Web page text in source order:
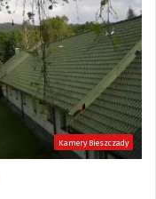
Kamery Bieszczady